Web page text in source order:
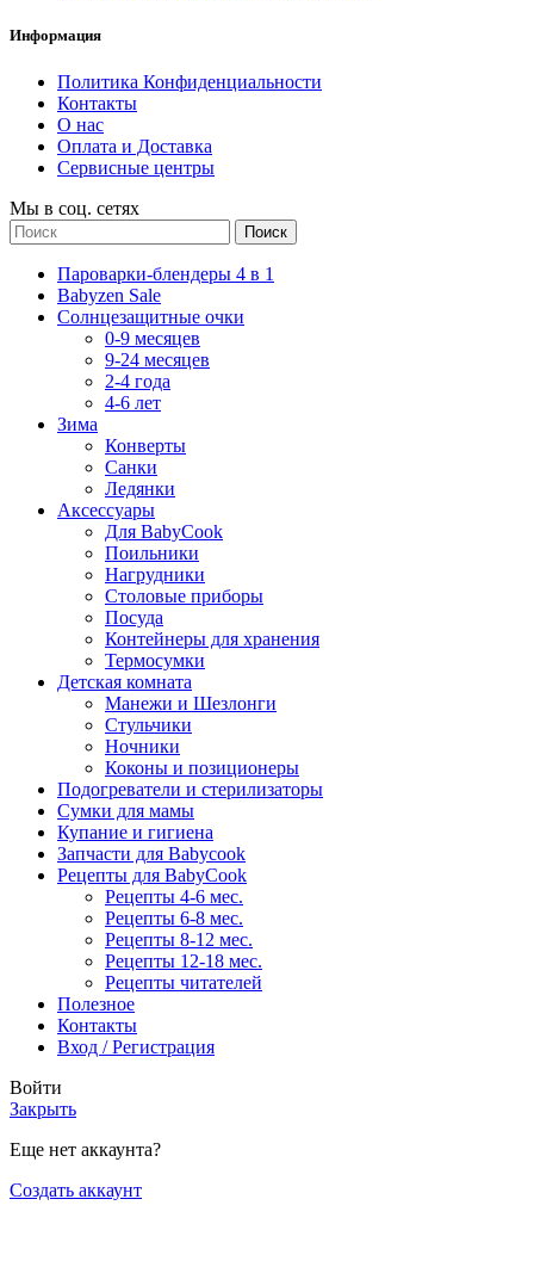
Информация
Политика Конфиденциальности
Контакты
О нас
Оплата и Доставка
Сервисные центры
Мы в соц. сетях
Поиск
Пароварки-блендеры 4 в 1
Babyzen Sale
Солнцезащитные очки
0-9 месяцев
9-24 месяцев
2-4 года
4-6 лет
Зима
Конверты
Санки
Ледянки
Аксессуары
Для BabyCook
Поильники
Нагрудники
Столовые приборы
Посуда
Контейнеры для хранения
Термосумки
Детская комната
Манежи и Шезлонги
Стульчики
Ночники
Коконы и позиционеры
Подогреватели и стерилизаторы
Сумки для мамы
Купание и гигиена
Запчасти для Babycook
Рецепты для BabyCook
Рецепты 4-6 мес.
Рецепты 6-8 мес.
Рецепты 8-12 мес.
Рецепты 12-18 мес.
Рецепты читателей
Полезное
Контакты
Вход / Регистрация
Войти
Закрыть
Еще нет аккаунта?
Создать аккаунт